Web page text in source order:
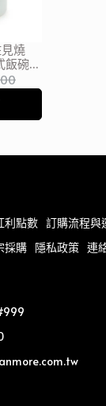
燒
飯碗
本製
利點數 訂購流程與
採購 隱私政策 連